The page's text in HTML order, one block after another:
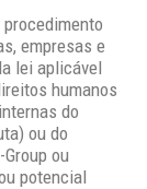
empresas e
lei aplicável
humanos
do
ou do
ou
potencial